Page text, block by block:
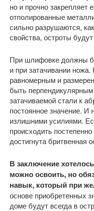
но и прочно закрепляет
отполированные
сильно разрушаются,
свойства, остроты
При шлифовке должны
и при затачивании
равномерным и
быть
затачиваемой стали к
постоянное значение. И
излишними усилиями.
происходить
достигнута бритвенная
В заключение
можно освоить, но
навык, который при
основе приобретенных
доме будут всегда в